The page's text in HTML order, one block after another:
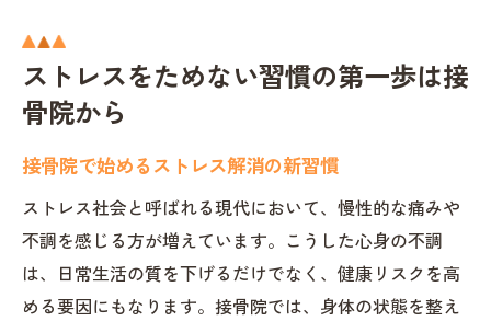
ストレスをためない習慣の第一歩は接
骨院から
接骨院で始めるストレス解消の新習慣
ストレス社会と呼ばれる現代において、慢性的な痛みや
不調を感じる方が増えています。こうした心身の不調
は、日常生活の質を下げるだけでなく、健康リスクを高
める要因にもなります。接骨院では、身体の状態を整え